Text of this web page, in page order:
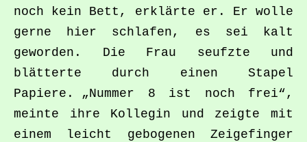
noch kein Bett, erklärte er. Er wolle
gerne hier schlafen, es sei kalt
geworden. Die Frau seufzte und
blätterte durch einen Stapel
Papiere. „Nummer 8 ist noch frei“,
meinte ihre Kollegin und zeigte mit
einem leicht gebogenen Zeigefinger